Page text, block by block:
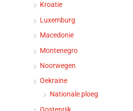
Kroatie
Luxemburg
Macedonie
Montenegro
Noorwegen
Oekraine
Nationale ploeg